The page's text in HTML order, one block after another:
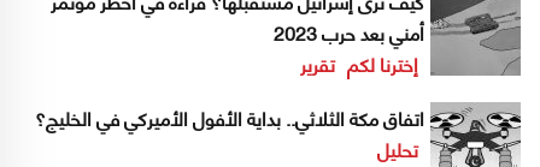
أمني بعد حرب 2023
إخترنا لكم تقرير
اتفاق مكة الثلاثي.. بداية الأفول الأميركي في الخليج؟
تحليل